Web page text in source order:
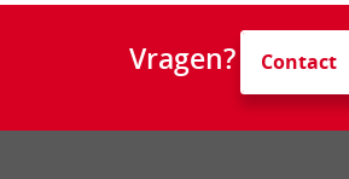
Vragen? Contact